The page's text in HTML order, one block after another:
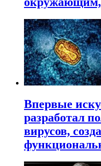
Впервые
разработал
вирусов,